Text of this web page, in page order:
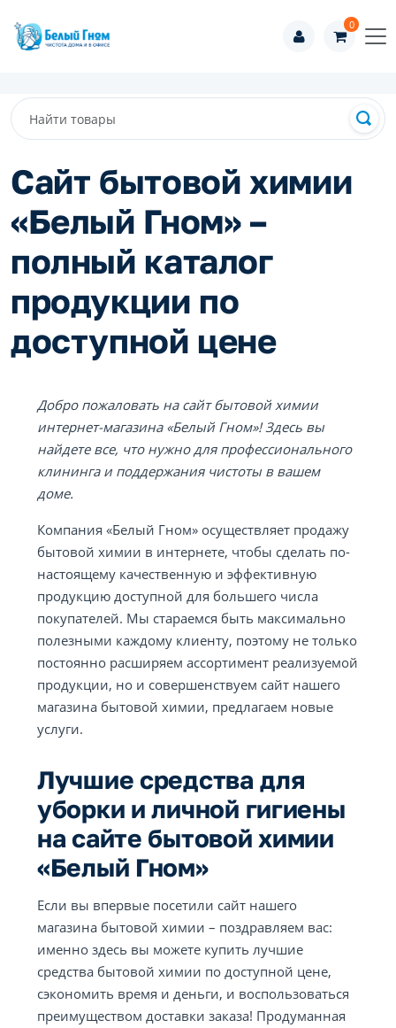
0
Сайт бытовой химии
«Белый Гном» –
полный каталог
продукции по
доступной цене
Добро пожаловать на сайт бытовой химии
интернет-магазина «Белый Гном»! Здесь вы
найдете все, что нужно для профессионального
клининга и поддержания чистоты в вашем
доме.
Компания «Белый Гном» осуществляет продажу
бытовой химии в интернете, чтобы сделать по-
настоящему качественную и эффективную
продукцию доступной для большего числа
покупателей. Мы стараемся быть максимально
полезными каждому клиенту, поэтому не только
постоянно расширяем ассортимент реализуемой
продукции, но и совершенствуем сайт нашего
магазина бытовой химии, предлагаем новые
услуги.
Лучшие средства для
уборки и личной гигиены
на сайте бытовой химии
«Белый Гном»
Если вы впервые посетили сайт нашего
магазина бытовой химии – поздравляем вас:
именно здесь вы можете купить лучшие
средства бытовой химии по доступной цене,
сэкономить время и деньги, и воспользоваться
преимуществом доставки заказа! Продуманная